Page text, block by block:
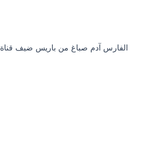
الفارس آدم صباغ من باريس ضيف قناة France24 ومونتي كارلو الدولية